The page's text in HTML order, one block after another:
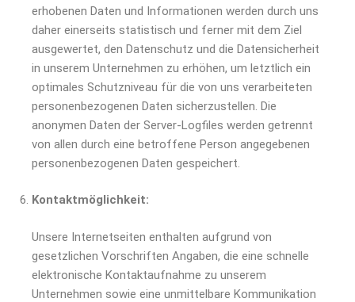
erhobenen Daten und Informationen werden durch uns
daher einerseits statistisch und ferner mit dem Ziel
ausgewertet, den Datenschutz und die Datensicherheit
in unserem Unternehmen zu erhöhen, um letztlich ein
optimales Schutzniveau für die von uns verarbeiteten
personenbezogenen Daten sicherzustellen. Die
anonymen Daten der Server-Logfiles werden getrennt
von allen durch eine betroffene Person angegebenen
personenbezogenen Daten gespeichert.
Kontaktmöglichkeit:
Unsere Internetseiten enthalten aufgrund von
gesetzlichen Vorschriften Angaben, die eine schnelle
elektronische Kontaktaufnahme zu unserem
Unternehmen sowie eine unmittelbare Kommunikation